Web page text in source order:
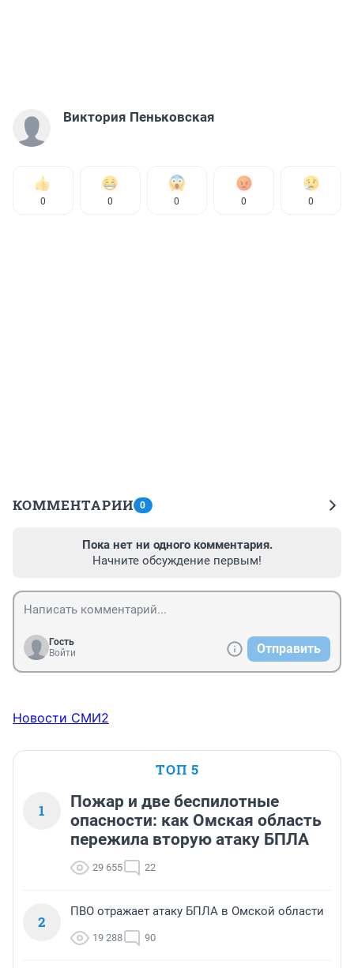
Виктория Пеньковская
0 0 0 0 0
КОММЕНТАРИИ 0
Пока нет ни одного комментария.
Начните обсуждение первым!
Гость
Войти
Отправить
Новости СМИ2
ТОП 5
1
Пожар и две беспилотные
опасности: как Омская область
пережила вторую атаку БПЛА
29 655 22
2
ПВО отражает атаку БПЛА в Омской области
19 288 90